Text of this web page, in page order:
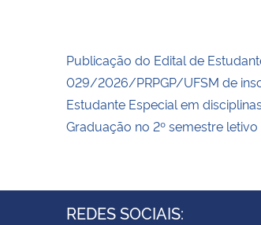
Publicação do Edital de
029/2026/PRPGP/UFSM de
Estudante Especial em
Graduação no 2º semestre
REDES SOCIAIS: